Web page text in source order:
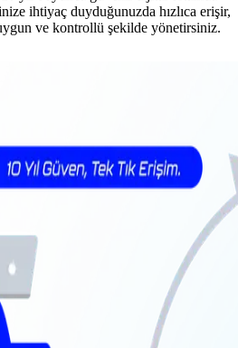
ihtiyaç duyduğunuzda hızlıca erişir,
ve kontrollü şekilde yönetirsiniz.